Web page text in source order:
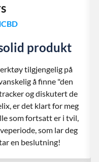
produkt
tilgjengelig på
å finne "den
og diskutert de
er det klart for meg
som fortsatt er i tvil,
som lar deg
en beslutning!